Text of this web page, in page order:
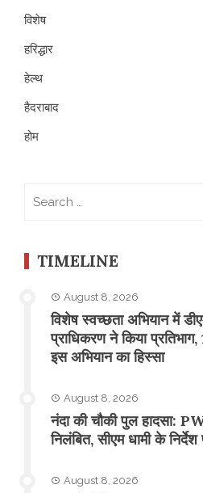
विशेष
हरिद्धार
हेल्थ
हैदराबाद
होम
TIMELINE
August 8, 2026
विशेष स्वच्छता अभियान में
प्राधिकरण ने किया
इस अभियान का हिस्सा
August 8, 2026
नंदा की चौकी पुल हादसा:
निलंबित, सीएम धामी के निर्देश
August 8, 2026